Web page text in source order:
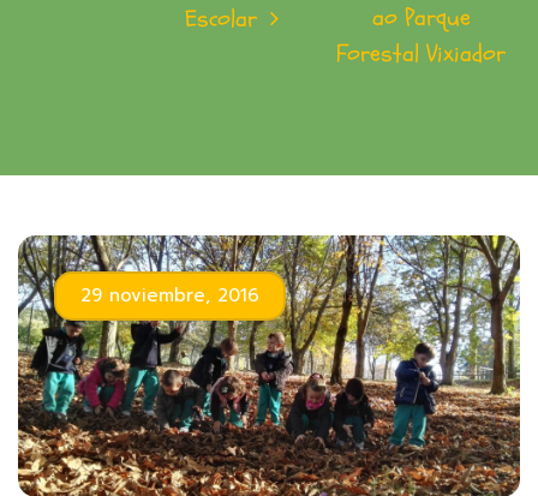
Escolar
ao Parque
Forestal Vixiador
29 noviembre, 2016